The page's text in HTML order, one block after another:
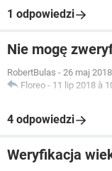
1 odpowiedzi
Nie mogę
RobertBulas - 26 maj
Floreo - 11 lip 2018 à
4 odpowiedzi
Weryfikacja